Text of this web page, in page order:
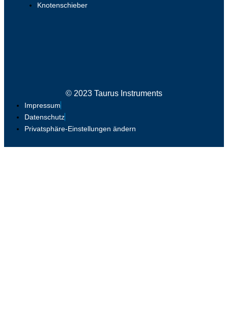
Knotenschieber
© 2023 Taurus Instruments
Impressum
Datenschutz
Privatsphäre-Einstellungen ändern